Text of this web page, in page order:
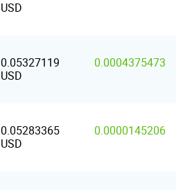
USD
0.05327119
USD
0.0004375473
0.05283365
USD
0.0000145206